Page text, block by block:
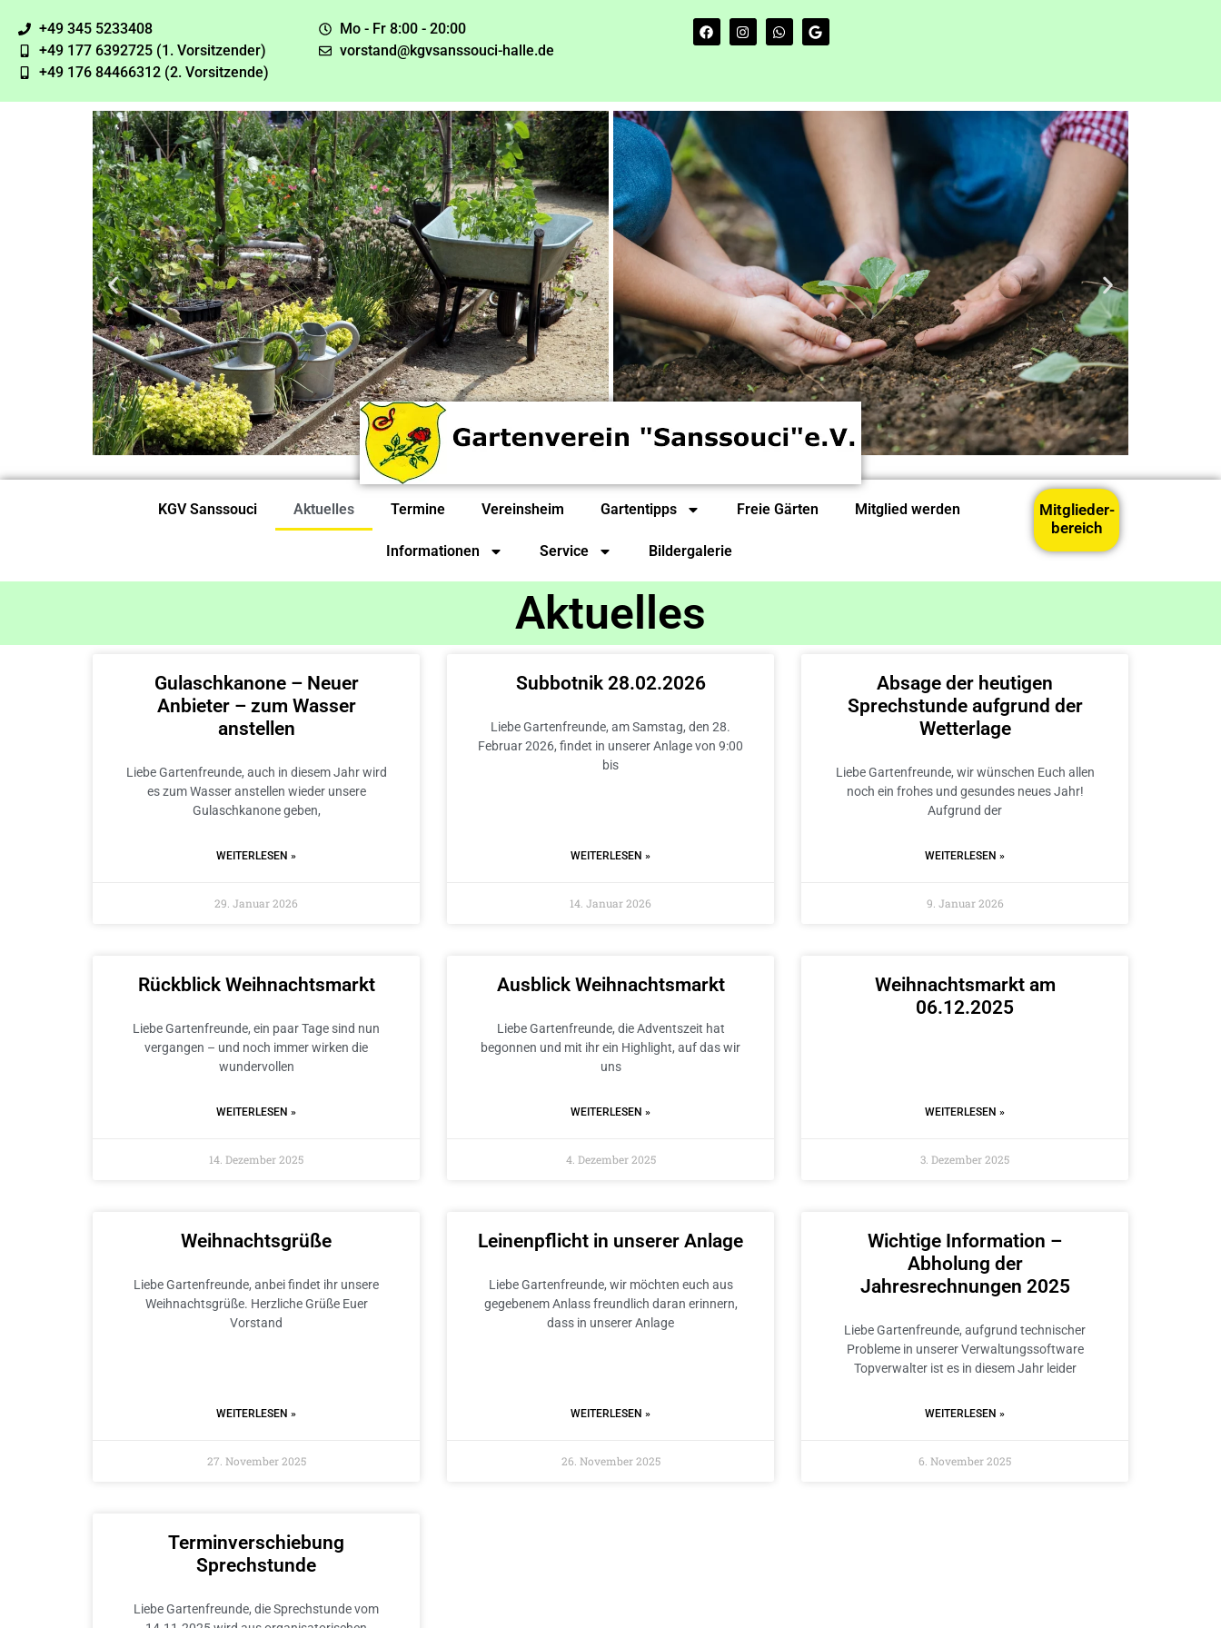
+49 345 5233408
+49 177 6392725 (1. Vorsitzender)
+49 176 84466312 (2. Vorsitzende)
Mo - Fr 8:00 - 20:00
vorstand@kgvsanssouci-halle.de
KGV Sanssouci Aktuelles Termine Vereinsheim Gartentipps Freie Gärten Mitglied werden
Informationen Service Bildergalerie
Mitglieder-
bereich
Aktuelles
Gulaschkanone – Neuer
Anbieter – zum Wasser
anstellen
Liebe Gartenfreunde, auch in diesem Jahr wird
es zum Wasser anstellen wieder unsere
Gulaschkanone geben,
WEITERLESEN »
29. Januar 2026
Subbotnik 28.02.2026
Liebe Gartenfreunde, am Samstag, den 28.
Februar 2026, findet in unserer Anlage von 9:00
bis
WEITERLESEN »
14. Januar 2026
Absage der heutigen
Sprechstunde aufgrund der
Wetterlage
Liebe Gartenfreunde, wir wünschen Euch allen
noch ein frohes und gesundes neues Jahr!
Aufgrund der
WEITERLESEN »
9. Januar 2026
Rückblick Weihnachtsmarkt
Liebe Gartenfreunde, ein paar Tage sind nun
vergangen – und noch immer wirken die
wundervollen
WEITERLESEN »
14. Dezember 2025
Ausblick Weihnachtsmarkt
Liebe Gartenfreunde, die Adventszeit hat
begonnen und mit ihr ein Highlight, auf das wir
uns
WEITERLESEN »
4. Dezember 2025
Weihnachtsmarkt am
06.12.2025
WEITERLESEN »
3. Dezember 2025
Weihnachtsgrüße
Liebe Gartenfreunde, anbei findet ihr unsere
Weihnachtsgrüße. Herzliche Grüße Euer
Vorstand
WEITERLESEN »
27. November 2025
Leinenpflicht in unserer Anlage
Liebe Gartenfreunde, wir möchten euch aus
gegebenem Anlass freundlich daran erinnern,
dass in unserer Anlage
WEITERLESEN »
26. November 2025
Wichtige Information –
Abholung der
Jahresrechnungen 2025
Liebe Gartenfreunde, aufgrund technischer
Probleme in unserer Verwaltungssoftware
Topverwalter ist es in diesem Jahr leider
WEITERLESEN »
6. November 2025
Terminverschiebung
Sprechstunde
Liebe Gartenfreunde, die Sprechstunde vom